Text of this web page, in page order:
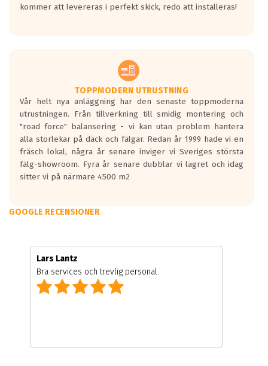
kommer att levereras i perfekt skick, redo att installeras!
TOPPMODERN UTRUSTNING
Vår helt nya anläggning har den senaste toppmoderna
utrustningen. Från tillverkning till smidig montering och
"road force" balansering - vi kan utan problem hantera
alla storlekar på däck och fälgar. Redan år 1999 hade vi en
fräsch lokal, några år senare inviger vi Sveriges största
fälg-showroom. Fyra år senare dubblar vi lagret och idag
sitter vi på närmare 4500 m2
GOOGLE RECENSIONER
Lars Lantz
Bra services och trevlig personal.